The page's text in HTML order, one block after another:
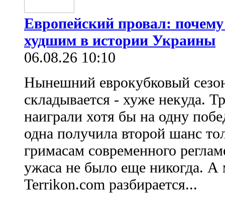
Европейский провал:
худшим в истории Украины
06.08.26 10:10
Нынешний еврокубковый
складывается - хуже некуда.
наиграли хотя бы на одну
одна получила второй шанс
гримасам современного
ужаса не было еще никогда. А
Terrikon.com разбирается...